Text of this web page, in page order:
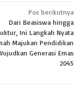
Pos berikutnya
Dari Beasiswa hingga
Ini Langkah Nyata
Majukan Pendidikan
Generasi Emas
2045